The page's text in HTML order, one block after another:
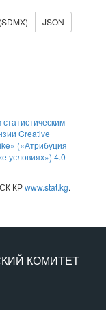
JSON
Creative
(«Атрибуция
условиях») 4.0
КРwww.stat.kg.
КОМИТЕТ